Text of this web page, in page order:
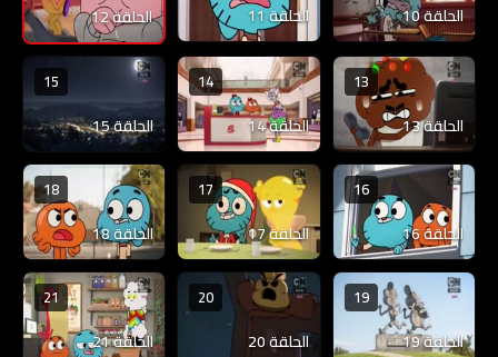
الحلقة 10 الحلقة 11 الحلقة 12
13
الحلقة 13
14
الحلقة 14
15
الحلقة 15
16
الحلقة 16
17
الحلقة 17
18
الحلقة 18
19
الحلقة 19
20
الحلقة 20
21
الحلقة 21